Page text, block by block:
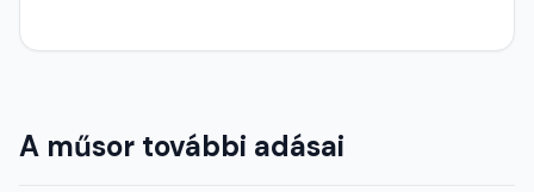
A műsor további adásai